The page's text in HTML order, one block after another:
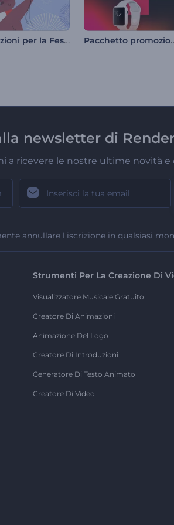
Animazioni per la Festa del Canada Pacchetto
newsletter di
a ricevere le nostre ultime novità e
annullare l'iscrizione in qualsiasi
Strumenti Per La Creazione Di
Visualizzatore Musicale Gratuito
Creatore Di Animazioni
Animazione Del Logo
Creatore Di Introduzioni
Generatore Di Testo Animato
Creatore Di Video